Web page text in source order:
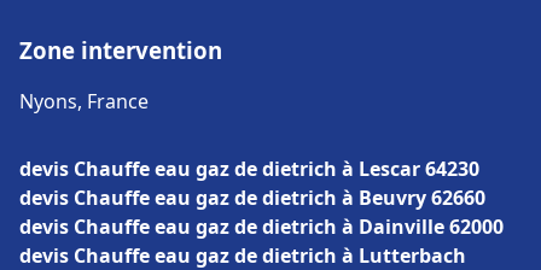
Zone intervention
Nyons, France
devis Chauffe eau gaz de dietrich à Lescar 64230
devis Chauffe eau gaz de dietrich à Beuvry 62660
devis Chauffe eau gaz de dietrich à Dainville 62000
devis Chauffe eau gaz de dietrich à Lutterbach